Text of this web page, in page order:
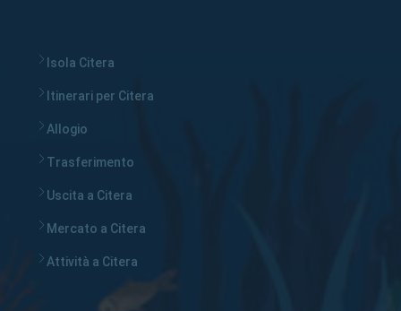
Isola Citera
Itinerari per Citera
Allogio
Trasferimento
Uscita a Citera
Mercato a Citera
Attività a Citera